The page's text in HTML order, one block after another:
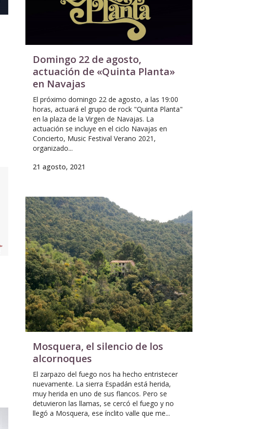
Domingo 22 de agosto,
actuación de «Quinta Planta»
en Navajas
El próximo domingo 22 de agosto, a las 19:00
horas, actuará el grupo de rock "Quinta Planta"
en la plaza de la Virgen de Navajas. La
actuación se incluye en el ciclo Navajas en
Concierto, Music Festival Verano 2021,
organizado...
21 agosto, 2021
Mosquera, el silencio de los
alcornoques
El zarpazo del fuego nos ha hecho entristecer
nuevamente. La sierra Espadán está herida,
muy herida en uno de sus flancos. Pero se
detuvieron las llamas, se cercó el fuego y no
llegó a Mosquera, ese ínclito valle que me...